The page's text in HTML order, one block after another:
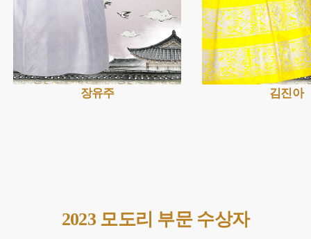
장유주 김진아
2023 모도리 부문 수상자